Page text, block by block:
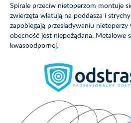
Spirale przeciw nietoperzom montuje
zwierzęta wlatują na poddasza i
zapobiegają przesiadywaniu
obecność jest niepożądana. Metalowe
kwasoodpornej.